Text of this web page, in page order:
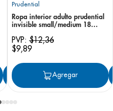
Agregar
Prudential
Ropa interior adulto prudential
invisible small/medium 18
PVP:$12,36
$9,89
Agregar